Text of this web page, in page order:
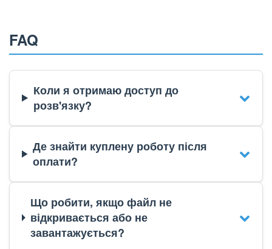
FAQ
Коли я отримаю доступ до
розв'язку?
Де знайти куплену роботу після
оплати?
Що робити, якщо файл не
відкривається або не
завантажується?